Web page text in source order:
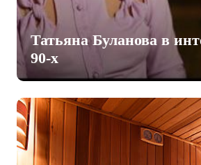
Татьяна Буланова в
90-х